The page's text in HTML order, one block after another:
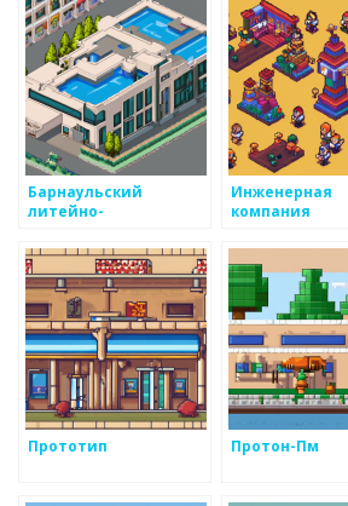
Барнаульский
литейно-
Инженерная
компания
Прототип Протон-Пм